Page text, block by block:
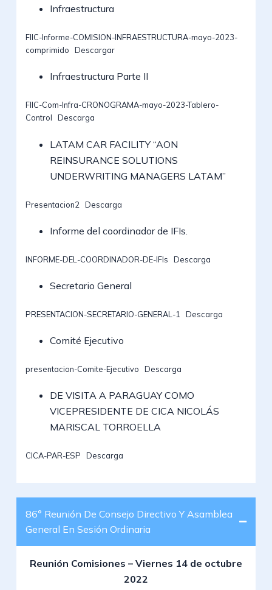
Infraestructura
FIIC-Informe-COMISION-INFRAESTRUCTURA-mayo-2023-
comprimido
Descargar
Infraestructura Parte II
FIIC-Com-Infra-CRONOGRAMA-mayo-2023-Tablero-
Control
Descarga
LATAM CAR FACILITY “AON
REINSURANCE SOLUTIONS
UNDERWRITING MANAGERS LATAM”
Presentacion2 Descarga
Informe del coordinador de IFIs.
INFORME-DEL-COORDINADOR-DE-IFIs Descarga
Secretario General
PRESENTACION-SECRETARIO-GENERAL-1 Descarga
Comité Ejecutivo
presentacion-Comite-Ejecutivo Descarga
DE VISITA A PARAGUAY COMO
VICEPRESIDENTE DE CICA NICOLÁS
MARISCAL TORROELLA
CICA-PAR-ESP Descarga
86° Reunión De Consejo Directivo Y Asamblea
General En Sesión Ordinaria
Reunión Comisiones – Viernes 14 de octubre
2022